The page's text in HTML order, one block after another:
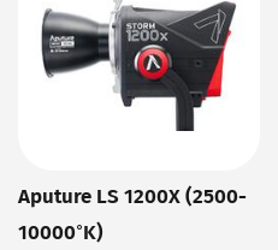
Aputure LS 1200X (2500-
10000°K)